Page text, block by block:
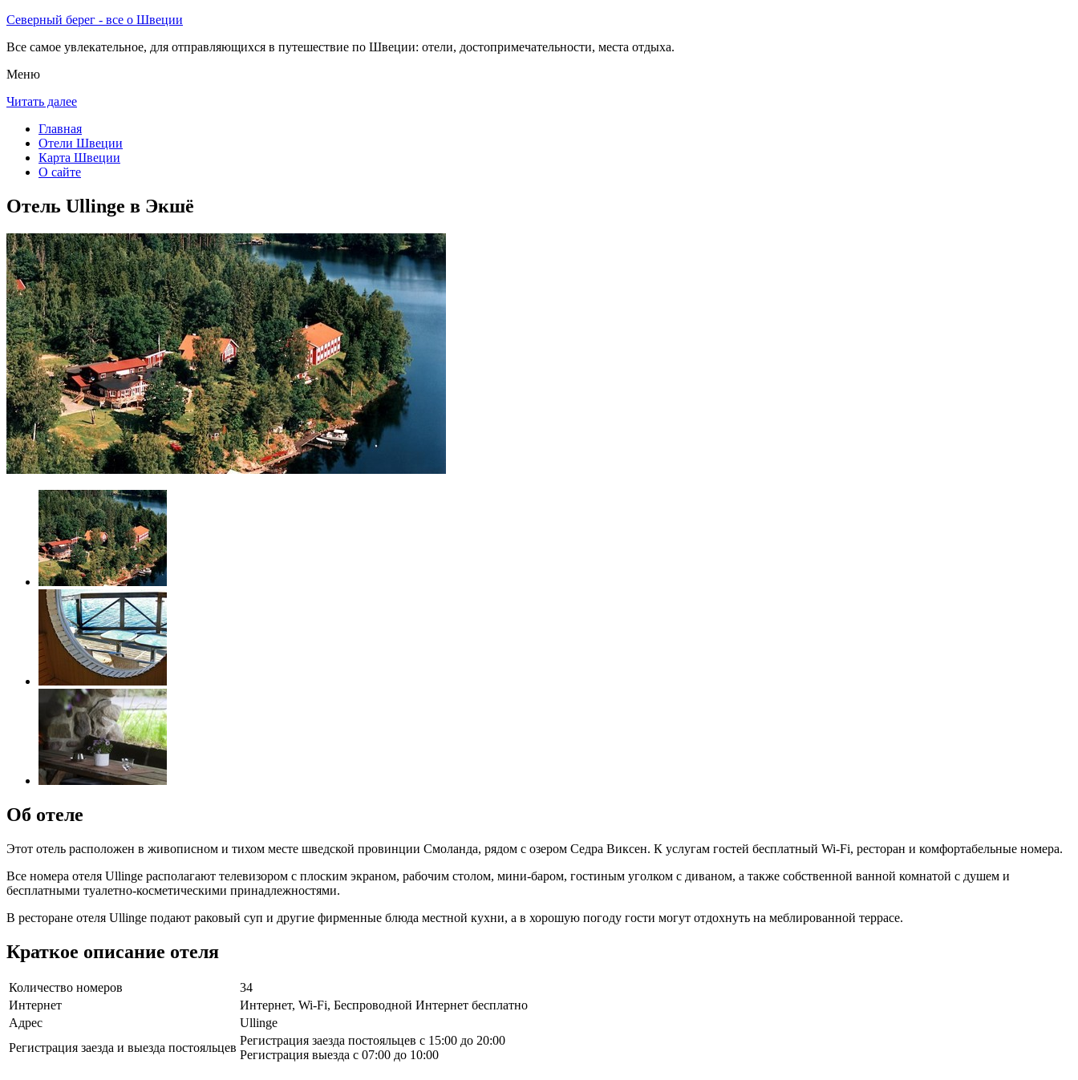
Северный берег - все о Швеции
Все самое увлекательное, для отправляющихся в путешествие по Швеции: отели, достопримечательности, места отдыха.
Меню
Читать далее
Главная
Отели Швеции
Карта Швеции
О сайте
Отель Ullinge в Экшё
Об отеле
Этот отель расположен в живописном и тихом месте шведской провинции Смоланда, рядом с озером Седра Виксен. К услугам гостей бесплатный Wi-Fi, ресторан и комфортабельные номера.
Все номера отеля Ullinge располагают телевизором с плоским экраном, рабочим столом, мини-баром, гостиным уголком с диваном, а также собственной ванной комнатой с душем и
бесплатными туалетно-косметическими принадлежностями.
В ресторане отеля Ullinge подают раковый суп и другие фирменные блюда местной кухни, а в хорошую погоду гости могут отдохнуть на меблированной террасе.
Краткое описание отеля
Количество номеров
34
Интернет
Интернет, Wi-Fi, Беспроводной Интернет бесплатно
Адрес
Ullinge
Регистрация заезда и выезда постояльцев
Регистрация заезда постояльцев с 15:00 до 20:00
Регистрация выезда с 07:00 до 10:00